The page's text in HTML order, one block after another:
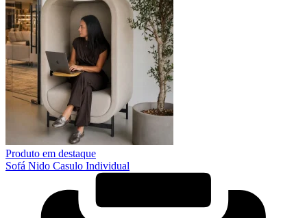
Produto em destaque
Sofá Nido Casulo Individual